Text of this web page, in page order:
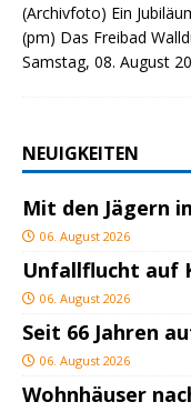
(Archivfoto) Ein
(pm) Das Freibad
Samstag, 08. August
NEUIGKEITEN
Mit den Jägern
06. August 2026
Unfallflucht auf
06. August 2026
Seit 66 Jahren
06. August 2026
Wohnhäuser